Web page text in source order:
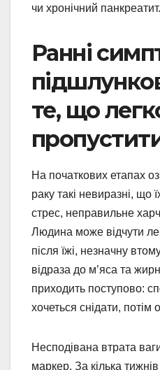
чи хронічний панкреатит.
Ранні
те, що
На початкових етапах
раку такі невиразні, що
стрес, неправильне
Людина може відчути
після їжі, незначну
відраза до м’яса та
приходить поступово:
хочеться снідати, потім
Несподівана втрата
маркер. За кілька